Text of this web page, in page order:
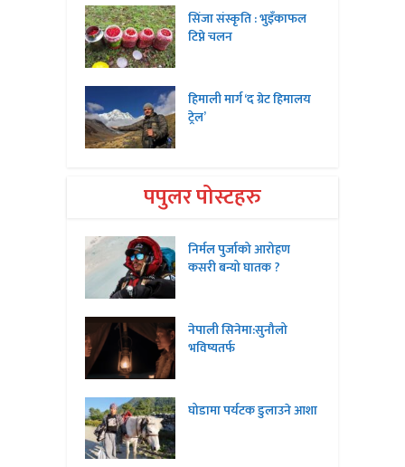
सिंजा संस्कृति : भुइँकाफल
टिप्ने चलन
हिमाली मार्ग ‘द ग्रेट हिमालय
ट्रेल’
पपुलर पोस्टहरु
निर्मल पुर्जाको आरोहण
कसरी बन्यो घातक ?
नेपाली सिनेमा:सुनौलो
भविष्यतर्फ
घोडामा पर्यटक डुलाउने आशा